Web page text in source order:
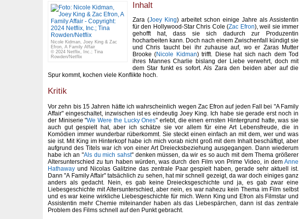
Nicole Kidman, Joey King & Zac
Efron, A Family Affair
© 2024 Netflix, Inc.; Tina
Rowden/Netflix
Inhalt
Zara (Joey King) arbeitet schon einige Jahre als Assistentin
für den Hollywood-Star Chris Cole (Zac Efron), weil sie immer
gehofft hat, dass sie sich dadurch zur Produzentin
hocharbeiten kann. Doch nach einem Zwischenfall kündigt sie
und Chris taucht bei ihr zuhause auf, wo er Zaras Mutter
Brooke (Nicole Kidman) trifft. Diese hat sich nach dem Tod
ihres Mannes Charlie bislang der Liebe verwehrt, doch mit
dem Star funkt es sofort. Als Zara den beiden aber auf die
Spur kommt, kochen viele Konflikte hoch.
Kritik
Vor zehn bis 15 Jahren hätte ich wahrscheinlich wegen Zac Efron auf jeden Fall bei "A Family
Affair" eingeschaltet, inzwischen ist es eindeutig Joey King. Ich habe sie gerade erst noch in
der Miniserie "We Were the Lucky Ones" erlebt, die einen ernsten Hintergrund hatte, was sie
auch gut gespielt hat, aber ich schätze sie vor allem für eine Art Lebensfreude, die in
Komödien immer wunderbar rüberkommt. Sie steckt einen einfach an mit dem, wer und was
sie ist. Mit King im Hinterkopf habe ich mich vorab nicht groß mit dem Inhalt beschäftigt, aber
aufgrund des Titels war ich von einer Art Dreiecksbeziehung ausgegangen. Dann wiederum
habe ich an "Als du mich sahst" denken müssen, da wir es so auch mit dem Thema größerer
Altersunterschied zu tun haben würden, was durch den Film von Prime Video, in dem Anne
Hathaway und Nicolas Galitzine das zentrale Paar gespielt haben, gerade sehr aktuell ist.
Dann "A Family Affair" tatsächlich zu sehen, hat mir schnell gezeigt, da war doch einiges ganz
anders als gedacht. Nein, es gab keine Dreiecksgeschichte und ja, es gab zwar eine
Liebesgeschichte mit Altersunterschied, aber nein, es war nahezu kein Thema im Film selbst
und es war keine wirkliche Liebesgeschichte für mich. Wenn King und Efron als Filmstar und
Assistentin mehr Chemie miteinander haben als das Liebespärchen, dann ist das zentrale
Problem des Films schnell auf den Punkt gebracht.